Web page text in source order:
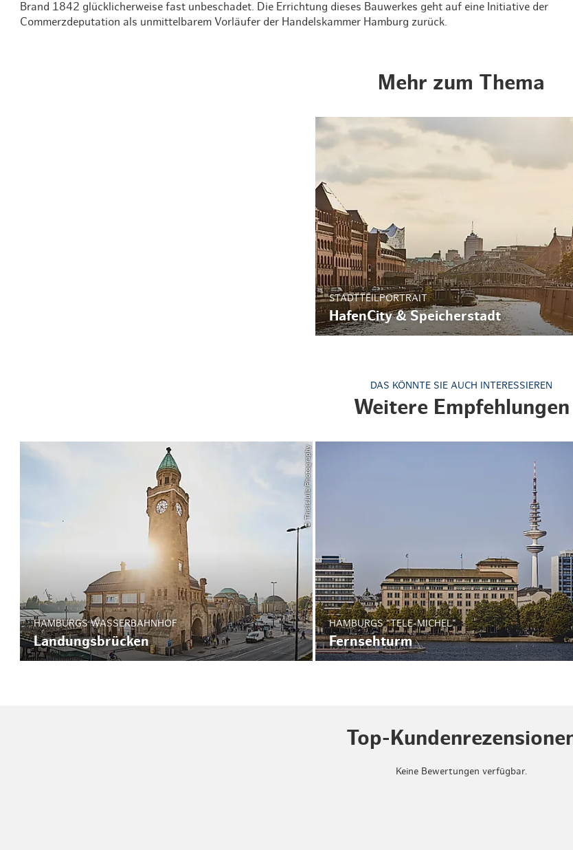
Weihnachten mit Bibi &
Brand 1842 glücklicherweise fast unbeschadet. Die Errichtung dieses Bauwerkes geht auf eine Initiative der
Commerzdeputation als unmittelbarem Vorläufer der Handelskammer Hamburg zurück.
Mehr zum Thema
STADTTEILPORTRAIT
HafenCity & Speicherstadt
DAS KÖNNTE SIE AUCH INTERESSIEREN
Weitere Empfehlungen
© ThisIsJulia Photography
HAMBURGS WASSERBAHNHOF
Landungsbrücken
HAMBURGS "TELE-MICHEL"
Fernsehturm
Top-
Keine Bewertungen verfügbar.